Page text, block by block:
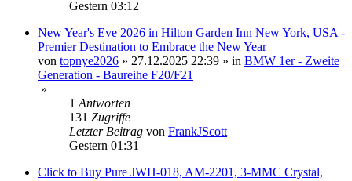
Gestern 03:12
New Year's Eve 2026 in Hilton Garden Inn New York, USA -
Premier Destination to Embrace the New Year
von topnye2026 » 27.12.2025 22:39 » in BMW 1er - Zweite
Generation - Baureihe F20/F21
»
1 Antworten
131 Zugriffe
Letzter Beitrag von FrankJScott
Gestern 01:31
Click to Buy Pure JWH-018, AM-2201, 3-MMC Crystal,